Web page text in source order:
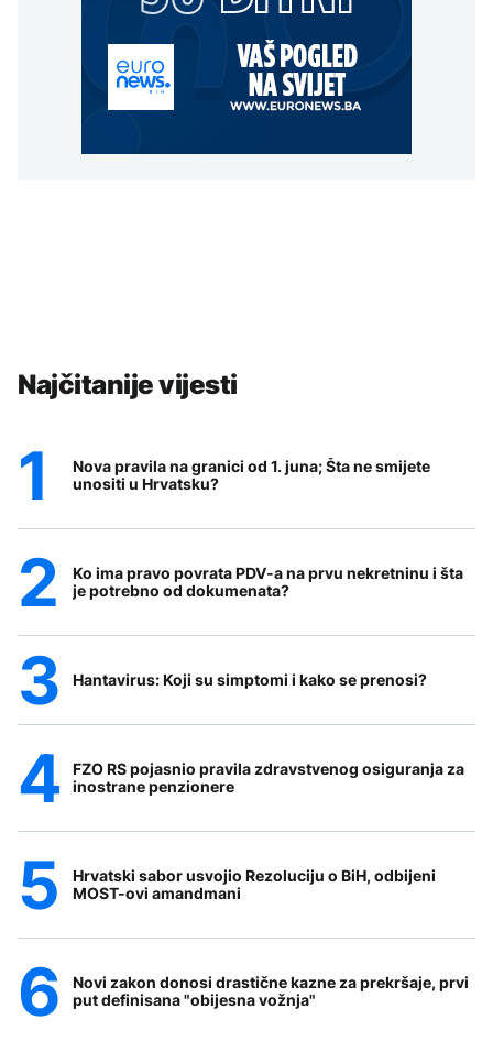
Najčitanije vijesti
Nova pravila na granici od 1. juna; Šta ne smijete
unositi u Hrvatsku?
Ko ima pravo povrata PDV-a na prvu nekretninu i šta
je potrebno od dokumenata?
Hantavirus: Koji su simptomi i kako se prenosi?
FZO RS pojasnio pravila zdravstvenog osiguranja za
inostrane penzionere
Hrvatski sabor usvojio Rezoluciju o BiH, odbijeni
MOST-ovi amandmani
Novi zakon donosi drastične kazne za prekršaje, prvi
put definisana "obijesna vožnja"